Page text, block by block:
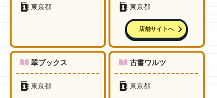
東京都 東京都
店舗サイトへ
翠ブックス
東京都
古書ワルツ
東京都